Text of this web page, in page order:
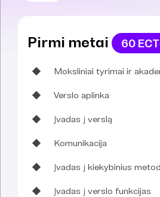
Pirmi metai 60
Moksliniai tyrimai ir
Verslo aplinka
Įvadas į verslą
Komunikacija
Įvadas į kiekybinius
Įvadas į verslo funkcijas